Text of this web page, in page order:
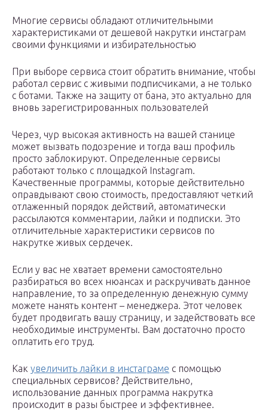
Многие сервисы обладают отличительными
характеристиками от дешевой накрутки инстаграм
своими функциями и избирательностью
При выборе сервиса стоит обратить внимание, чтобы
работал сервис с живыми подписчиками, а не только
с ботами. Также на защиту от бана, это актуально для
вновь зарегистрированных пользователей
Через, чур высокая активность на вашей станице
может вызвать подозрение и тогда ваш профиль
просто заблокируют. Определенные сервисы
работают только с площадкой Instagram.
Качественные программы, которые действительно
оправдывают свою стоимость, предоставляют четкий
отлаженный порядок действий, автоматически
рассылаются комментарии, лайки и подписки. Это
отличительные характеристики сервисов по
накрутке живых сердечек.
Если у вас не хватает времени самостоятельно
разбираться во всех нюансах и раскручивать данное
направление, то за определенную денежную сумму
можете нанять контент – менеджера. Этот человек
будет продвигать вашу страницу, и задействовать все
необходимые инструменты. Вам достаточно просто
оплатить его труд.
Как увеличить лайки в инстаграме с помощью
специальных сервисов? Действительно,
использование данных программа накрутка
происходит в разы быстрее и эффективнее.